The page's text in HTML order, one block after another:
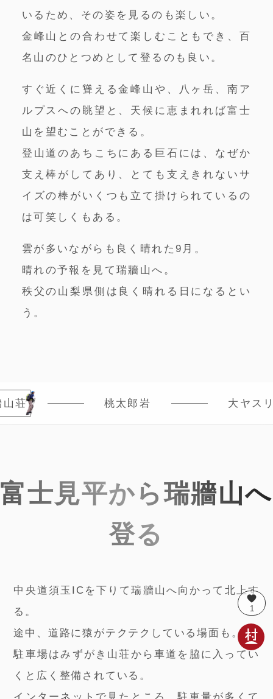
いるため、その姿を見るのも楽しい。
金峰山との合わせて楽しむこともでき、百
名山のひとつめとして登るのも良い。
すぐ近くに聳える金峰山や、八ヶ岳、南ア
ルプスへの眺望と、天候に恵まれれば富士
山を望むことができる。
登山道のあちこちにある巨石には、なぜか
支え棒がしてあり、とても支えきれないサ
イズの棒がいくつも立て掛けられているの
は可笑しくもある。
雲が多いながらも良く晴れた9月。
晴れの予報を見て瑞牆山へ。
秩父の山梨県側は良く晴れる日になるとい
う。
山荘 桃太郎岩 大ヤス
富士見平から瑞牆山へ
登る
中央道須玉ICを下りて瑞牆山へ向かって北上す
る。
途中、道路に猿がテクテクしている場面も。
駐車場はみずがき山荘から車道を脇に入ってい
くと広く整備されている。
インターネットで見たところ、駐車量が多くて
favorite
1